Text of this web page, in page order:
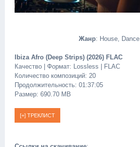
Жанр: House, Dance
Ibiza Afro (Deep Strips) (2026) FLAC
Качество | Формат: Lossless | FLAC
Количество композиций: 20
Продолжительность: 01:37:05
Размер: 690.70 MB